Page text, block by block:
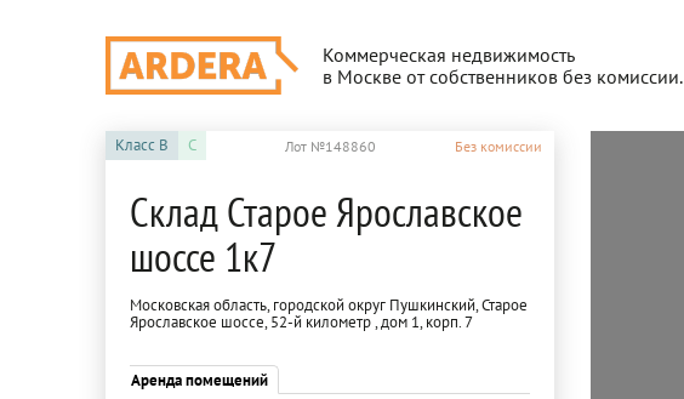
Коммерческая недвижимость
в Москве от собственников без комиссии.
Класс B C Лот №148860 Без комиссии
Склад Старое Ярославское
шоссе 1к7
Московская область, городской округ Пушкинский, Старое
Ярославское шоссе, 52-й километр , дом 1, корп. 7
Аренда помещений